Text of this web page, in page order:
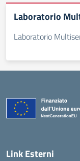
Laboratorio
Laboratorio
Link Esterni